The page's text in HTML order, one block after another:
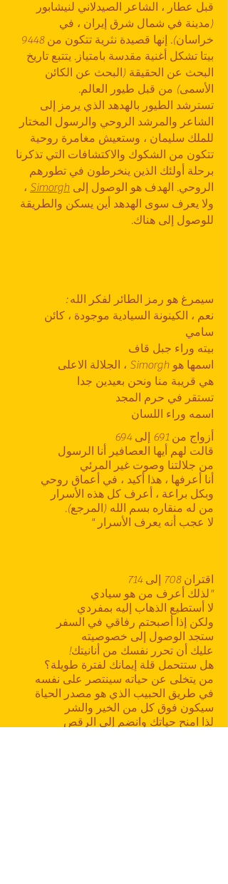
قبل عطار ، الشاعر الصيدلاني لنيشابور
(مدينة في شمال شرق إيران ، في
خراسان). إنها قصيدة نثرية تتكون من 9448
بيتا تشكل أغنية مقدسة بامتياز. يتتبع تاريخ
البحث عن الحقيقة (البحث عن الكائن
الأسمى) من قبل طيور العالم.
تسترشد الطيور بالهدهد الذي يرمز إلى
الشاعر والمرشد الروحي والرسول المختار
للملك سليمان ، وستعيش مغامرة روحية
تتكون من الشكوك والاكتشافات التي تذكرنا
برحلة أولئك الذين ينخرطون في تطورهم
الروحي. الهدف هو الوصول إلى Simorgh ،
ولا يعرف سوى الهدهد أين يسكن والطريقة
للوصول إلى هناك.
سيمرغ هو رمز الطائر لفكر الله :
نعم ، الكينونة السيادية موجودة ، كائن
سامي
بيته وراء جبل قاف
اسمها هو Simorgh ، الجلالة الاعلى
هي قريبة منا ونحن بعيدين جدا
تستقر في حرم المجد
اسمه وراء اللسان
أزواج من 691 إلى 694
قالت لهم أيها العصافير أنا الرسول
من جلالتنا وصوت غير المرئي
أنا أعرفها ، هذا أكيد ، في أعماق روحي
وبكل براعة ، أعرف كل هذه الأسرار
من له منقاره بسم الله (المرجع).
لا عجب أنه يعرف الأسرار "
اقتران 708 إلى 714
"لذلك أعرف من هو سيادي
لا أستطيع الذهاب إليه بمفردي
ولكن إذا أصبحتم رفاقي في السفر
ستجد الوصول إلى خصوصيته
عليك أن تحرر نفسك من أنانيتك!
هل ستتحمل قلة إيمانك لفترة طويلة؟
من يتخلى عن حياته سينتصر على نفسه
في طريق الحبيب الذي هو مصدر الحياة
سيكون فوق كل من الخير والشر
لذا امنح حياتك وانضم إلى الرقص